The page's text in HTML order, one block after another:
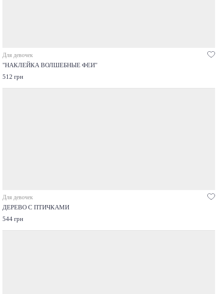
Для девочек
"НАКЛЕЙКА ВОЛШЕБНЫЕ ФЕИ"
512 грн
Для девочек
ДЕРЕВО С ПТИЧКАМИ
544 грн